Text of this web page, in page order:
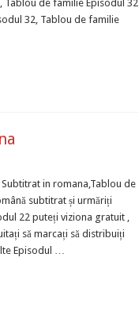
Tablou de familie Episodul 32
32, Tablou de familie
in romana,Tablou de
subtitrat și urmăriți
22 puteți viziona gratuit ,
să marcați să distribuiți
Episodul …